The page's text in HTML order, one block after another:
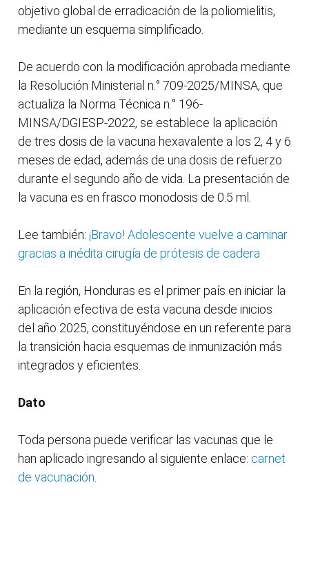
objetivo global de erradicación de la poliomielitis,
mediante un esquema simplificado.
De acuerdo con la modificación aprobada mediante
la Resolución Ministerial n.° 709-2025/MINSA, que
actualiza la Norma Técnica n.° 196-
MINSA/DGIESP-2022, se establece la aplicación
de tres dosis de la vacuna hexavalente a los 2, 4 y 6
meses de edad, además de una dosis de refuerzo
durante el segundo año de vida. La presentación de
la vacuna es en frasco monodosis de 0.5 ml.
Lee también: ¡Bravo! Adolescente vuelve a caminar
gracias a inédita cirugía de prótesis de cadera
En la región, Honduras es el primer país en iniciar la
aplicación efectiva de esta vacuna desde inicios
del año 2025, constituyéndose en un referente para
la transición hacia esquemas de inmunización más
integrados y eficientes.
Dato
Toda persona puede verificar las vacunas que le
han aplicado ingresando al siguiente enlace: carnet
de vacunación